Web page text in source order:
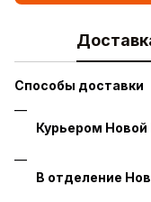
Способы доставки
Курьером
В отделение